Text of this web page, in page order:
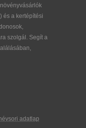
és a kertépítési
szolgál. Segít a
adatlap